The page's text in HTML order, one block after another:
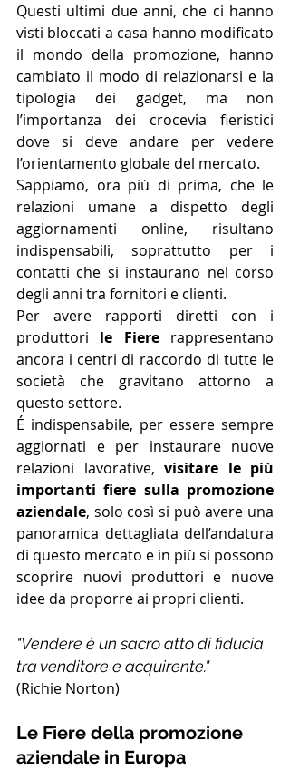
Questi ultimi due anni, che ci hanno
visti bloccati a casa hanno modificato
il mondo della promozione, hanno
cambiato il modo di relazionarsi e la
tipologia dei gadget, ma non
l’importanza dei crocevia fieristici
dove si deve andare per vedere
l’orientamento globale del mercato.
Sappiamo, ora più di prima, che le
relazioni umane a dispetto degli
aggiornamenti online, risultano
indispensabili, soprattutto per i
contatti che si instaurano nel corso
degli anni tra fornitori e clienti.
Per avere rapporti diretti con i
produttori le Fiere rappresentano
ancora i centri di raccordo di tutte le
società che gravitano attorno a
questo settore.
É indispensabile, per essere sempre
aggiornati e per instaurare nuove
relazioni lavorative, visitare le più
importanti fiere sulla promozione
aziendale, solo così si può avere una
panoramica dettagliata dell’andatura
di questo mercato e in più si possono
scoprire nuovi produttori e nuove
idee da proporre ai propri clienti.
"Vendere è un sacro atto di fiducia
tra venditore e acquirente."
(Richie Norton)
Le Fiere della promozione
aziendale in Europa